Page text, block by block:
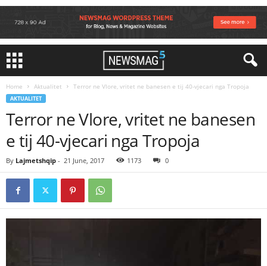
Home Aktualitet Terror ne Vlore, vritet ne banesen e tij 40-vjecari nga Tropoja
AKTUALITET
Terror ne Vlore, vritet ne banesen
e tij 40-vjecari nga Tropoja
By Lajmetshqip - 21 June, 2017 1173 0